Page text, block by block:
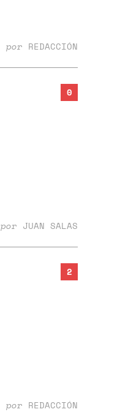
por REDACCIÓN
0
por JUAN SALAS
2
por REDACCIÓN